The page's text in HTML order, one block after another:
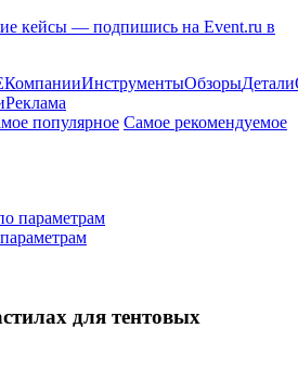
кейсы — подпишись на Event.ru в
КомпанииИнструментыОбзорыДетали
Реклама
популярное Самое рекомендуемое
параметрам
для тентовых